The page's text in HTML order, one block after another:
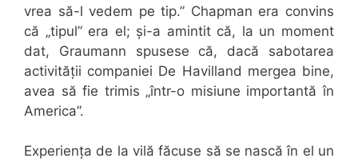
vrea să-l vedem pe tip.” Chapman era convins
că „tipul” era el; și-a amintit că, la un moment
dat, Graumann spusese că, dacă sabotarea
activității companiei De Havilland mergea bine,
avea să fie trimis „într-o misiune importantă în
America”.
Experiența de la vilă făcuse să se nască în el un